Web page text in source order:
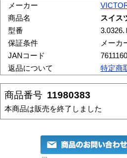
メーカー
商品名
スイス
型番
3.0326.
保証条件
メーカ
JANコード
返品について
特定商
商品番号 11980383
本商品は販売を終了しました